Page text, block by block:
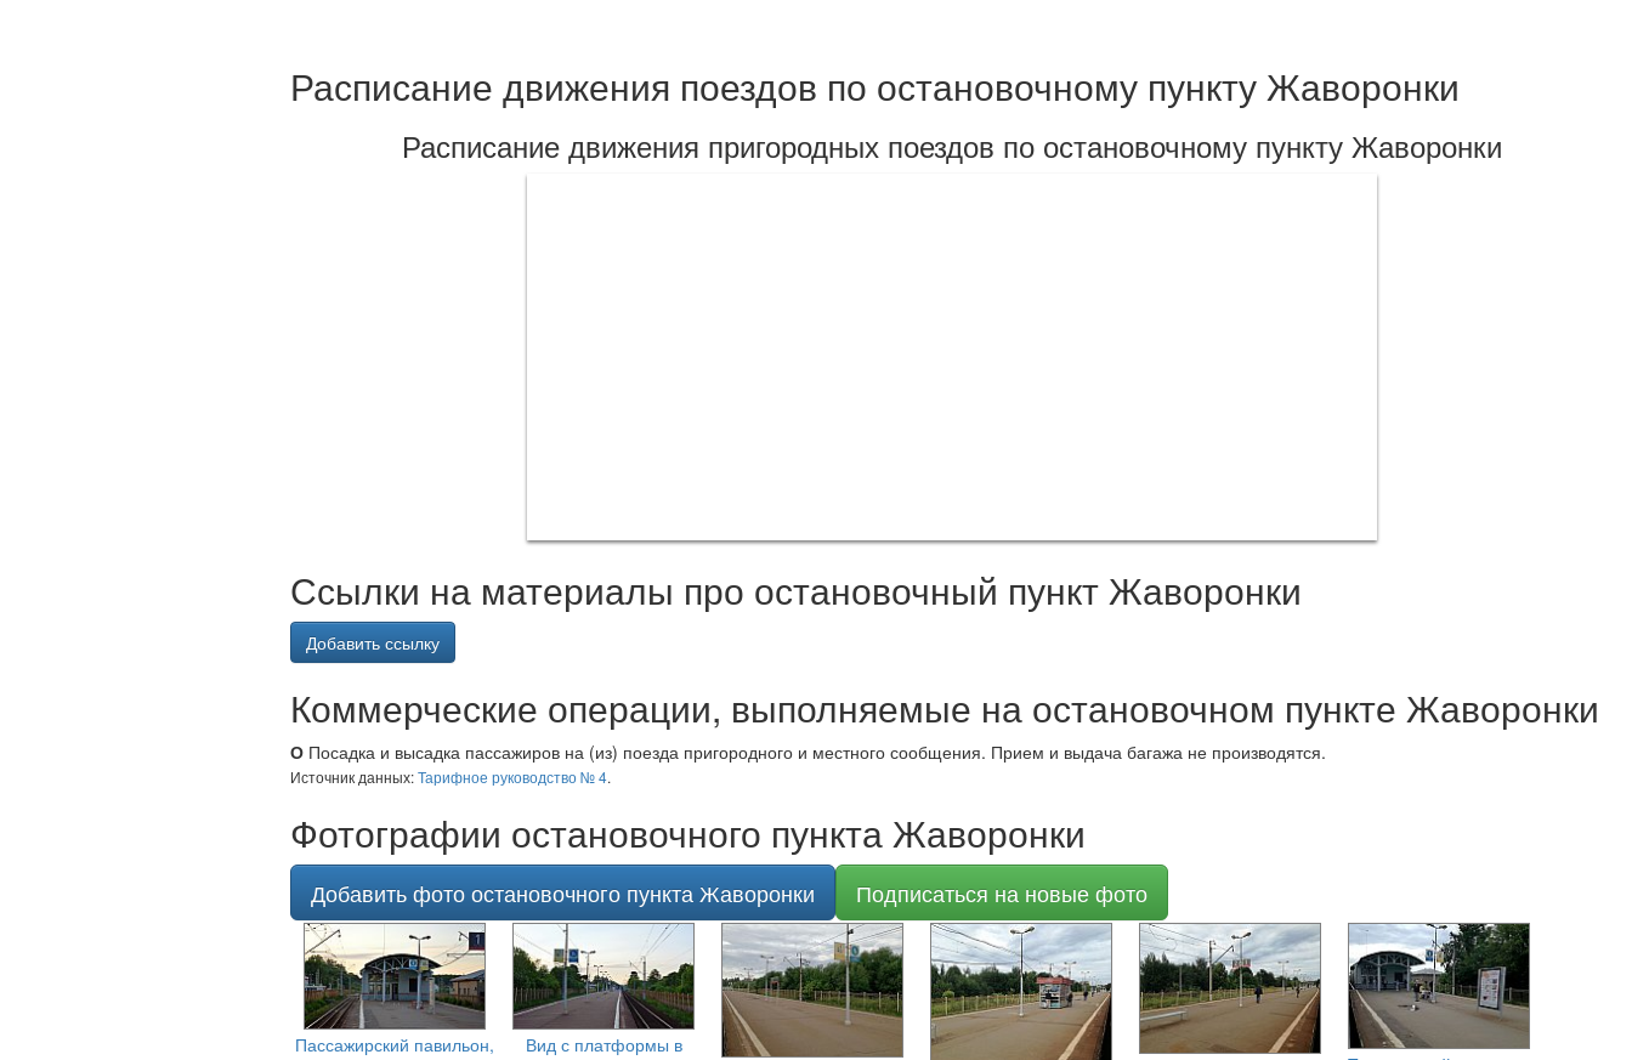
Расписание движения поездов по остановочному пункту Жаворонки
Расписание движения пригородных поездов по остановочному пункту Жаворонки
Ссылки на материалы про остановочный пункт Жаворонки
Добавить ссылку
Коммерческие операции, выполняемые на остановочном пункте Жаворонки
О Посадка и высадка пассажиров на (из) поезда пригородного и местного сообщения. Прием и выдача багажа не производятся.
Источник данных:Тарифное руководство № 4.
Фотографии остановочного пункта Жаворонки
Добавить фото остановочного пункта Жаворонки Подписаться на новые фото
Пассажирский павильон,
Вид с платформы в